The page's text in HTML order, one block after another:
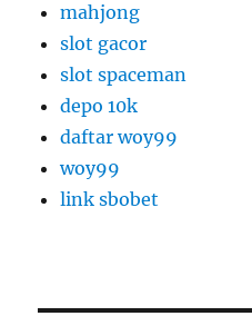
mahjong
slot gacor
slot spaceman
depo 10k
daftar woy99
woy99
link sbobet